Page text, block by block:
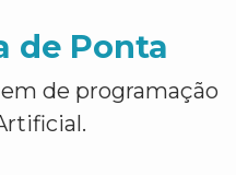
de Ponta
de programação